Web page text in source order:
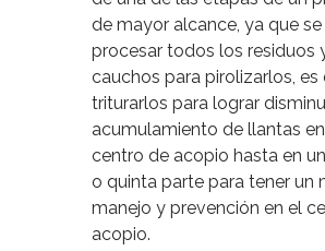
de mayor alcance, ya que
procesar todos los residuos
cauchos para pirolizarlos, es
triturarlos para lograr
acumulamiento de llantas
centro de acopio hasta en
o quinta parte para tener un
manejo y prevención en el
acopio.